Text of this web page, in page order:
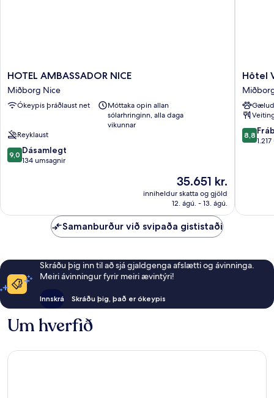
HOTEL
AMBASSADOR
NICE
Miðborg
HOTEL AMBASSADOR NICE
Miðborg Nice
Ókeypis þráðlaust net
Móttaka opin allan
sólarhringinn, alla daga
vikunnar
Reyklaust
9.0
af
9,0 Dásamlegt
134 umsagnir
Verðið
er
35.651 kr.
35.651 kr.
inniheldur skatta og gjöld
12. ágú. - 13. ágú.
Hôtel
Bleues
Le
Royal
Nice
Hôtel
8.8
af
8,8
Samanburður við svipaða gististaði
Skráðu þig inn til að sjá gjaldgenga afslætti og ávinninga.
Meiri ávinningur fyrir meiri ævintýri!
Innskrá Skráðu þig, það er ókeypis
Um hverfið